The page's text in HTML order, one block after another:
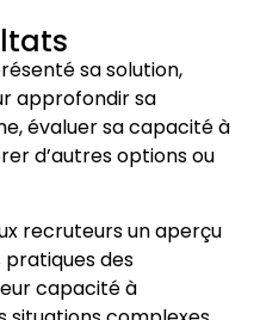
sa solution,
approfondir sa
évaluer sa capacité à
d’autres options ou
recruteurs un aperçu
des
capacité à